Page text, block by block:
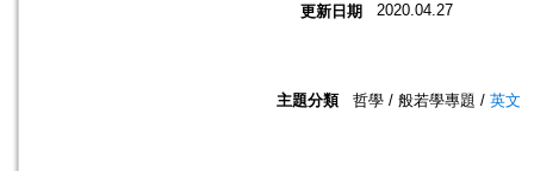
更新日期 2020.04.27
主題分類 哲學 / 般若學專題 / 英文